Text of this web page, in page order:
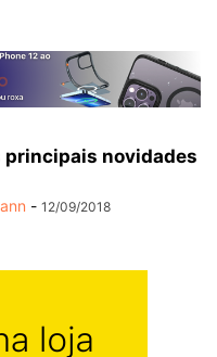
principais novidades
- 12/09/2018